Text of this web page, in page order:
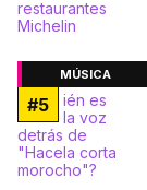
MÚSICA
#5